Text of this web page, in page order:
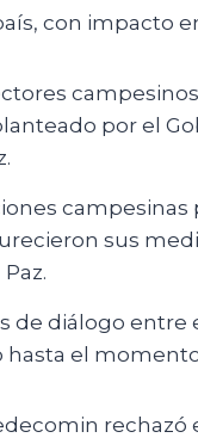
con impacto
por el
campesinas
sus
de diálogo entre
hasta el
rechazó